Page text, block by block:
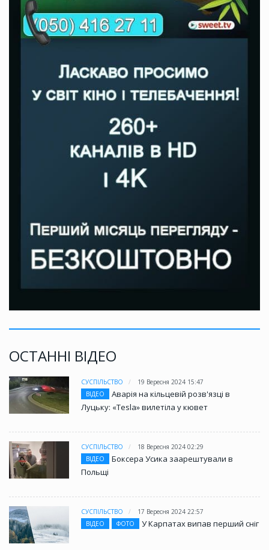
ОСТАННІ ВІДЕО
СУСПІЛЬСТВО
19 Вересня 2024 15:47
ВІДЕО
Аварія на кільцевій розв'язці в
Луцьку: «Tesla» вилетіла у кювет
СУСПІЛЬСТВО
18 Вересня 2024 02:29
ВІДЕО
Боксера Усика заарештували в
Польщі
СУСПІЛЬСТВО
17 Вересня 2024 22:57
ВІДЕО
ФОТО У Карпатах випав перший сніг